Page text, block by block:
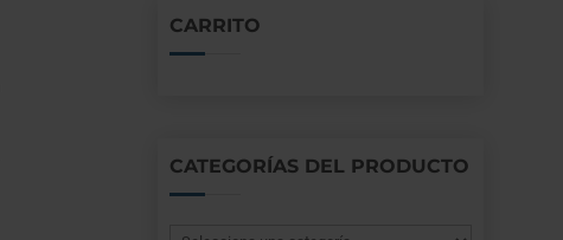
CARRITO
CATEGORÍAS DEL PRODUCTO